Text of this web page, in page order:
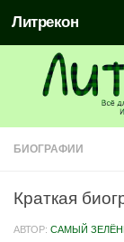
Литрекон
БИОГРАФИИ
Краткая
АВТОР: САМЫЙ